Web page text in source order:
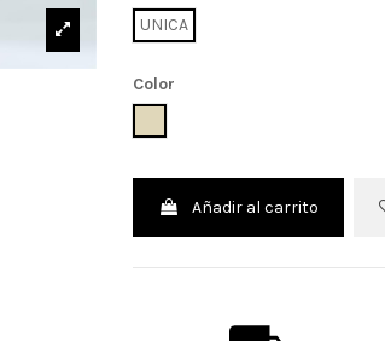
UNICA
Color
Añadir al carrito